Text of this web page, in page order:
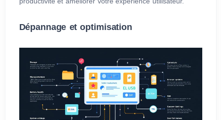
Dépannage et optimisation